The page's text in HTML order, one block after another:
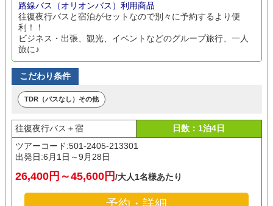
路線バス（オリオンバス）利用商品
往復夜行バスと宿泊がセットなので別々に予約するより便
利！！
ビジネス・出張、観光、イベントなどのグループ旅行、一人
旅に♪
こだわり条件
TDR（パスなし）その他
往復夜行バス＋宿
日数：1泊4日
ツアーコード:501-2405-213301
出発日:6月1日～9月28日
26,400円～45,600円/大人1名様あたり